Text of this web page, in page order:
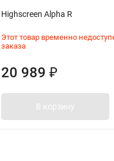
Highscreen Alpha R
Этот товар временно
заказа
20 989 ₽
В корзину